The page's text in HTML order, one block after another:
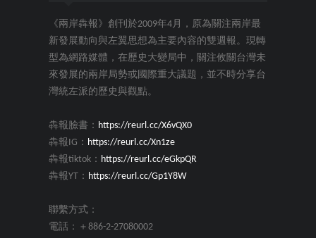
《兩岸犇報》創刊於2009年4月，原為關注兩岸最
新發展動向與左翼思想為主要內容的雙週報。現轉
型為網路媒體，在歷史大變局中，關注攸關台灣未
來發展的兩岸局勢或國際重大議題，並不時分享台
灣統左派的歷史與觀點。
犇報臉書： https://reurl.cc/X6vQX0
犇報IG： https://reurl.cc/Xn1ze
犇報tiktok： https://reurl.cc/eGkpQR
犇報YT： https://reurl.cc/Gp1Y8W
聯繫方式：
電話：＋886-2-27080002